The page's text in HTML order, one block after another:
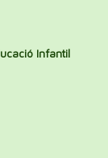
Infantil